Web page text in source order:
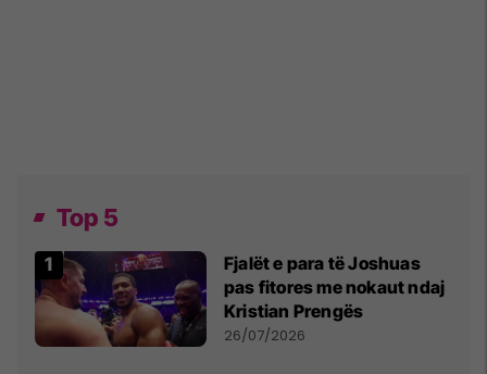
Top 5
Fjalët e para të Joshuas
pas fitores me nokaut ndaj
Kristian Prengës
26/07/2026